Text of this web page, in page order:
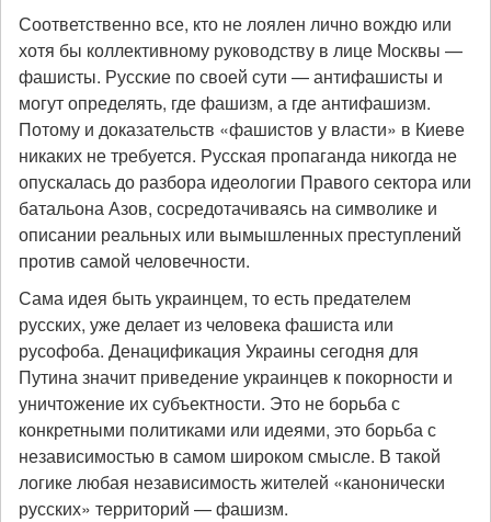
Соответственно все, кто не лоялен лично вождю или
хотя бы коллективному руководству в лице Москвы —
фашисты. Русские по своей сути — антифашисты и
могут определять, где фашизм, а где антифашизм.
Потому и доказательств «фашистов у власти» в Киеве
никаких не требуется. Русская пропаганда никогда не
опускалась до разбора идеологии Правого сектора или
батальона Азов, сосредотачиваясь на символике и
описании реальных или вымышленных преступлений
против самой человечности.
Сама идея быть украинцем, то есть предателем
русских, уже делает из человека фашиста или
русофоба. Денацификация Украины сегодня для
Путина значит приведение украинцев к покорности и
уничтожение их субъектности. Это не борьба с
конкретными политиками или идеями, это борьба с
независимостью в самом широком смысле. В такой
логике любая независимость жителей «канонически
русских» территорий — фашизм.